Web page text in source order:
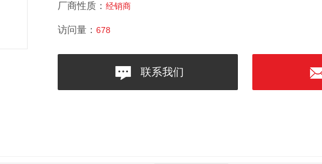
厂商性质： 经销商
访问量： 678
联系我们